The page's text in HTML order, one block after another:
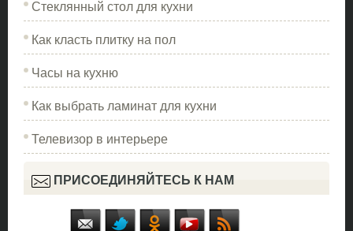
Стеклянный стол для кухни
Как класть плитку на пол
Часы на кухню
Как выбрать ламинат для кухни
Телевизор в интерьере
ПРИСОЕДИНЯЙТЕСЬ К НАМ